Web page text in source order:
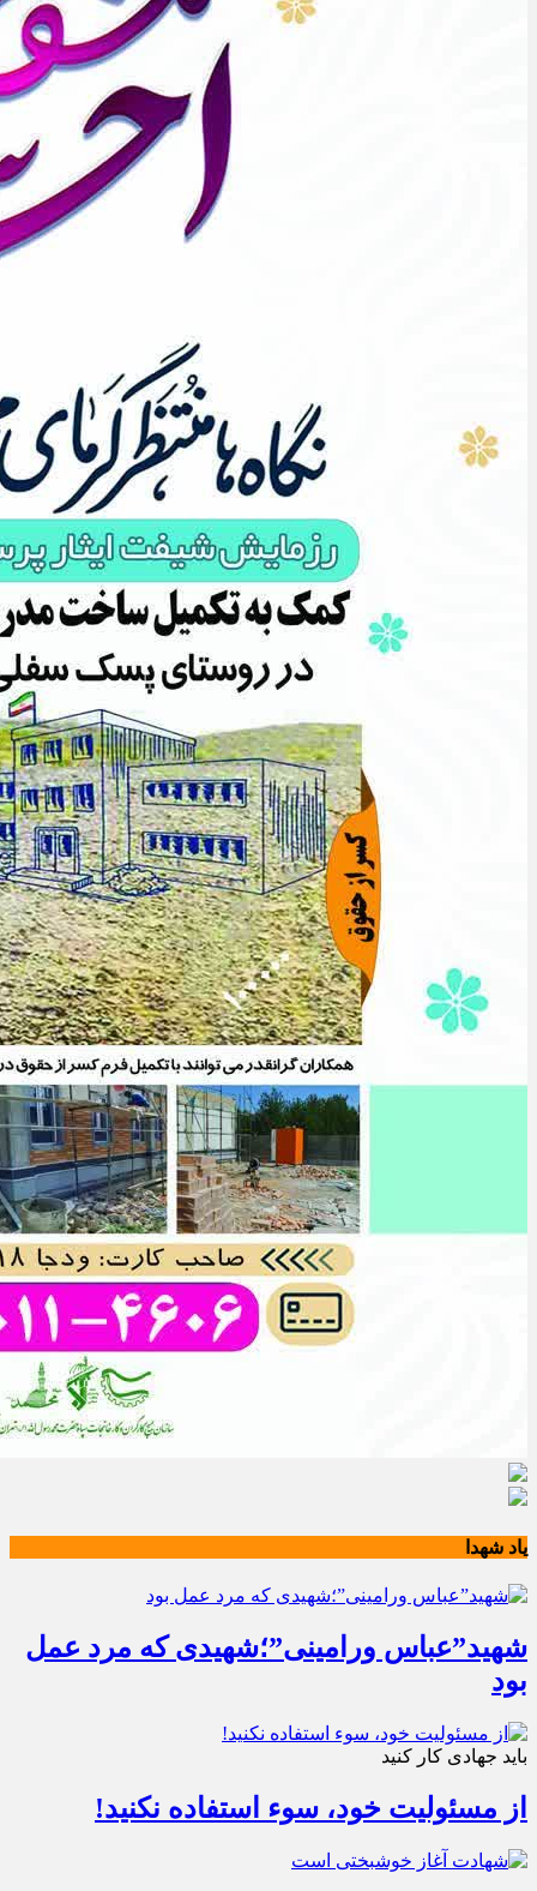
یاد شهدا
شهید”عباس ورامینی”؛شهیدی که مرد عمل
بود
باید جهادی کار کنید
از مسئولیت خود، سوء استفاده نکنید!